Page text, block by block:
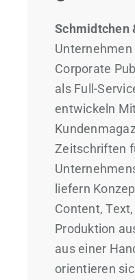
Schmidtchen
Corporate
als Full-
entwickeln
Zeitschriften
liefern
Content,
Produktion
aus einer
orientieren